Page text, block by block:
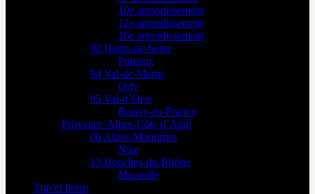
10e arrondissement
12e arrondissement
16e arrondissement
92 Hauts-de-Seine
Puteaux
94 Val-de-Marne
Orly
95 Val-d’Oise
Roissy-en-France
Provence-Alpes-Côte d’Azur
06 Alpes-Maritimes
Nice
13 Bouches-du-Rhône
Marseille
Travel Items